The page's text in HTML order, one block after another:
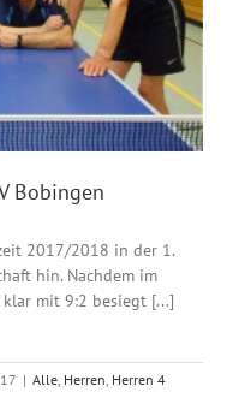
Bobingen
2017/2018 in der 1.
hin. Nachdem im
mit 9:2 besiegt [...]
| Alle, Herren, Herren 4